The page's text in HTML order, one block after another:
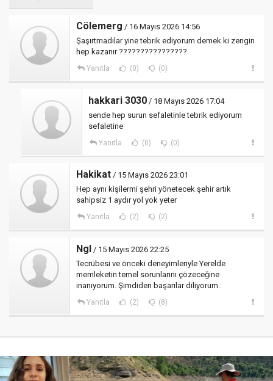
Cölemerg / 16 Mayıs 2026 14:56
Şaşırtmadılar yine tebrik ediyorum demek ki zengin
hep kazanır ????????????????
Yanıtla (0) (0)
hakkari 3030 / 18 Mayıs 2026 17:04
sende hep surun sefaletinle tebrik ediyorum
sefaletine
Yanıtla (0) (0)
Hakikat / 15 Mayıs 2026 23:01
Hep aynı kişilermi şehri yönetecek şehir artık
sahipsiz 1 aydır yol yok yeter
Yanıtla (2) (2)
Ngl / 15 Mayıs 2026 22:25
Tecrübesi ve önceki deneyimleriyle Yerelde
memleketin temel sorunlarını çözeceğine
inanıyorum. Şimdiden başarılar diliyorum.
Yanıtla (2) (8)